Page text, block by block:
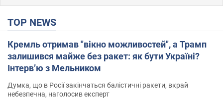
TOP NEWS
Кремль отримав "вікно можливостей", а Трамп
залишився майже без ракет: як бути Україні?
Інтерв’ю з Мельником
Думка, що в Росії закінчаться балістичні ракети, вкрай
небезпечна, наголосив експерт